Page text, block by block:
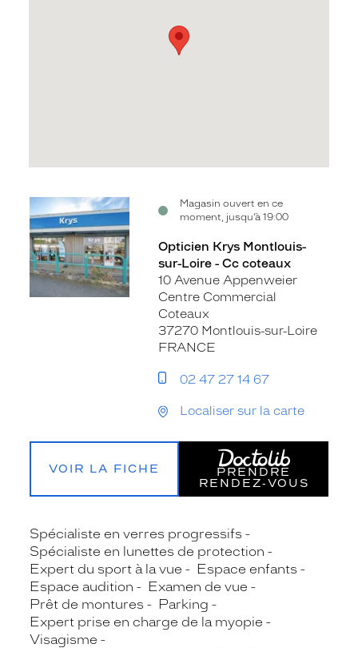
Magasin ouvert en ce
moment, jusqu’à 19:00
Voir
la
fiche
Opticien Krys Montlouis-
sur-Loire - Cc coteaux
10 Avenue Appenweier
Centre Commercial
Coteaux
37270 Montlouis-sur-Loire
FRANCE
02 47 27 14 67
Localiser sur la carte
VOIR LA FICHE
PRENDRE
RENDEZ‑VOUS
Spécialiste en verres progressifs
Spécialiste en lunettes de protection
Expert du sport à la vue
Espace enfants
Espace audition
Examen de vue
Prêt de montures
Parking
Expert prise en charge de la myopie
Visagisme